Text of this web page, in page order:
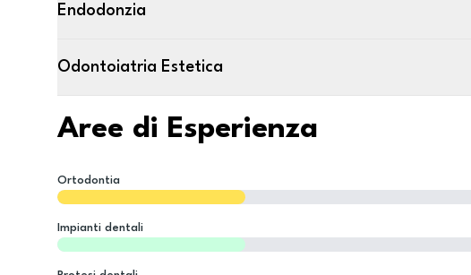
Endodonzia
Odontoiatria Estetica
Aree di Esperienza
Ortodontia
Impianti dentali